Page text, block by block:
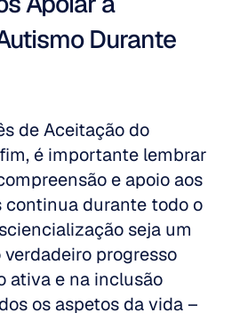
Durante
de Aceitação do
é importante lembrar
e apoio aos
durante todo o
seja um
progresso
ativa e na inclusão
os aspetos da vida –